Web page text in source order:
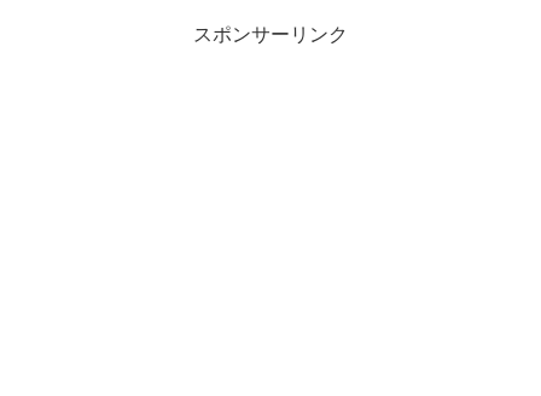
スポンサーリンク